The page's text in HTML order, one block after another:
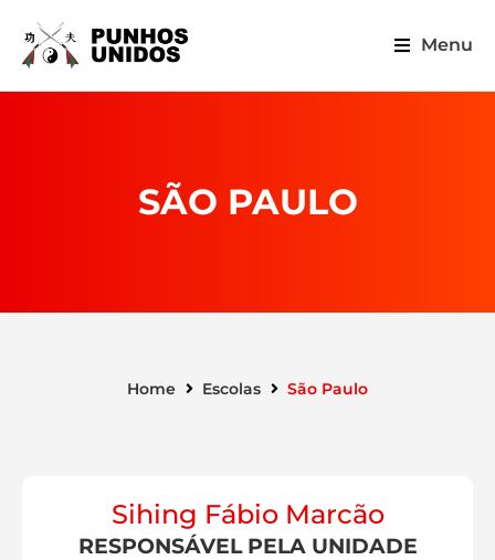
Menu
SÃO PAULO
Home Escolas São Paulo
Sihing Fábio Marcão
RESPONSÁVEL PELA UNIDADE